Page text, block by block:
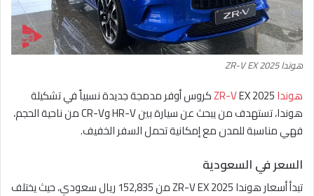
هوندا ZR-V EX 2025
هوندا ZR-V
EX 2025 كروس أوفر مدمجة جديدة نسبياً في تشكيلة
هوندا، تستهدف من يبحث عن سيارة بين HR-V وCR-V من ناحية الحجم،
فهي مناسبة للمدن مع إمكانية تحمل السفر الخفيف.
السعر في السعودية
تبدأ أسعار هوندا ZR-V EX 2025 من 152,835 ريال سعودي، حيث يختلف